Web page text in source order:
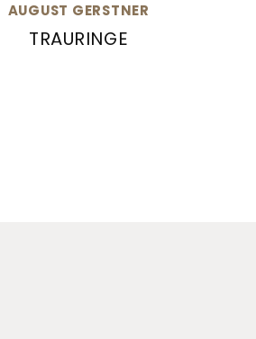
AUGUST GERSTNER
TRAURINGE